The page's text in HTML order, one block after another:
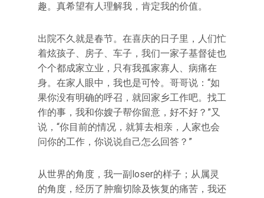
趣。真希望有人理解我，肯定我的价值。
出院不久就是春节。在喜庆的日子里，人们忙
着炫孩子、房子、车子，我们一家子基督徒也
个个都成家立业，只有我孤家寡人、病痛在
身。在家人眼中，我也是可怜。哥哥说：“如
果你没有明确的呼召，就回家乡工作吧。找工
作的事，我和你嫂子帮你留意，好不好？”又
说，“你目前的情况，就算去相亲，人家也会
问你的工作，你说说自己怎么回答？”
从世界的角度，我一副loser的样子；从属灵
的角度，经历了肿瘤切除及恢复的痛苦，我还